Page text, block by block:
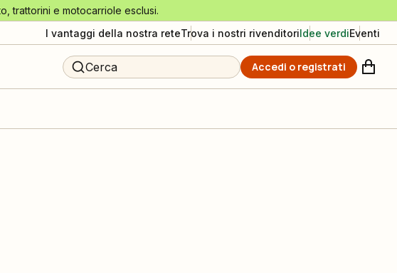
trattorini e motocarriole esclusi.
I vantaggi della nostra reteTrova i nostri rivenditoriIdee verdiEventi
Cerca Accedi o registrati